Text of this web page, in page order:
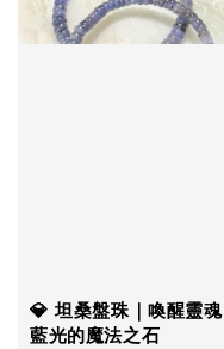
💎 坦桑盤珠｜喚醒靈魂
藍光的魔法之石